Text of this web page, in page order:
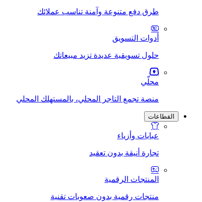
طرق دفع متنوعة وآمنة تناسب عملائك
أدوات التسويق
حلول تسويقية عديدة تزيد مبيعاتك
محلّي
منصة تجمع التاجر المحلي، بالمستهلك المحلي
القطاعات
عبايات وأزياء
تجارة أنيقة بدون تعقيد
المنتجات الرقمية
منتجات رقمية بدون صعوبات تقنية